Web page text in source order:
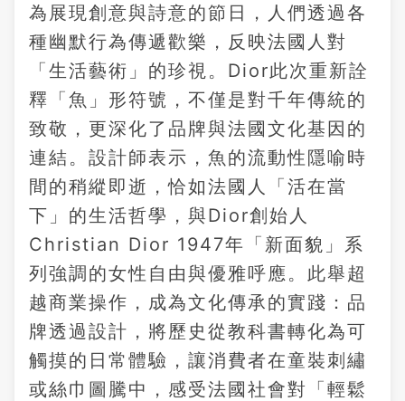
為展現創意與詩意的節日，人們透過各
種幽默行為傳遞歡樂，反映法國人對
「生活藝術」的珍視。Dior此次重新詮
釋「魚」形符號，不僅是對千年傳統的
致敬，更深化了品牌與法國文化基因的
連結。設計師表示，魚的流動性隱喻時
間的稍縱即逝，恰如法國人「活在當
下」的生活哲學，與Dior創始人
Christian Dior 1947年「新面貌」系
列強調的女性自由與優雅呼應。此舉超
越商業操作，成為文化傳承的實踐：品
牌透過設計，將歷史從教科書轉化為可
觸摸的日常體驗，讓消費者在童裝刺繡
或絲巾圖騰中，感受法國社會對「輕鬆